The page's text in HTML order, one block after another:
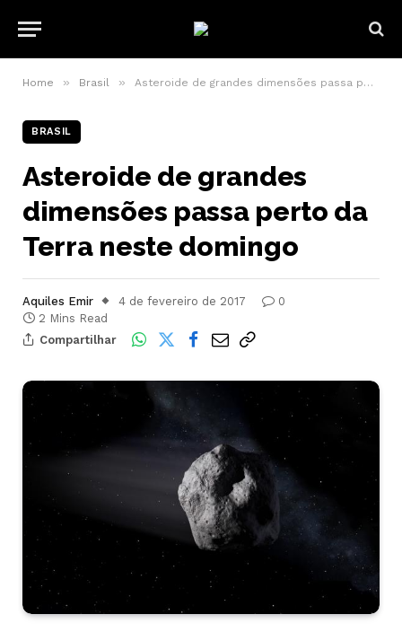
Home » Brasil » Asteroide de grandes dimensões passa perto da Terra neste domingo
BRASIL
Asteroide de grandes
dimensões passa perto da
Terra neste domingo
Aquiles Emir 4 de fevereiro de 2017
0
2 Mins Read
Compartilhar